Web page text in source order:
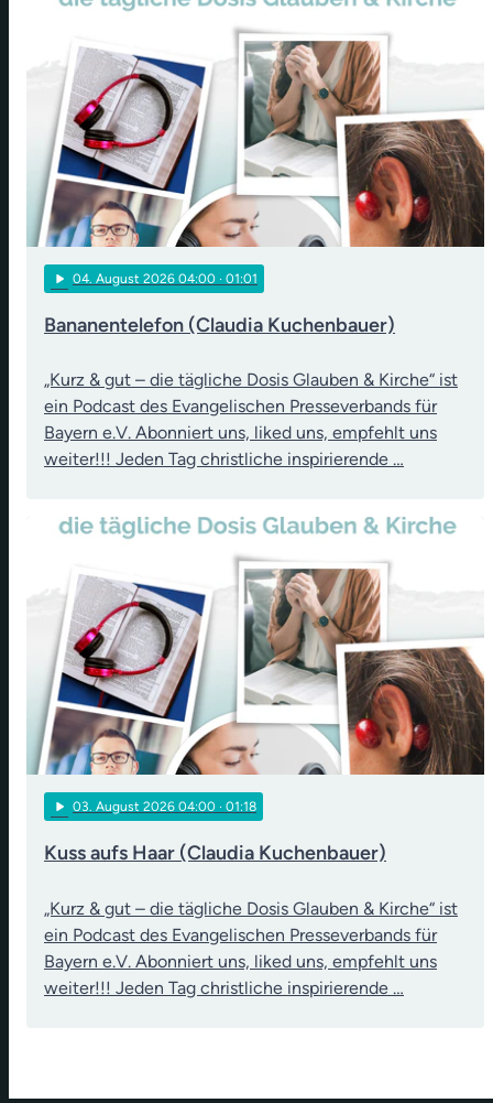
play_arrow 04. August 2026 04:00 · 01:01
Bananentelefon (Claudia Kuchenbauer)
„Kurz & gut – die tägliche Dosis Glauben & Kirche“ ist
ein Podcast des Evangelischen Presseverbands für
Bayern e.V. Abonniert uns, liked uns, empfehlt uns
weiter!!! Jeden Tag christliche inspirierende …
play_arrow 03. August 2026 04:00 · 01:18
Kuss aufs Haar (Claudia Kuchenbauer)
„Kurz & gut – die tägliche Dosis Glauben & Kirche“ ist
ein Podcast des Evangelischen Presseverbands für
Bayern e.V. Abonniert uns, liked uns, empfehlt uns
weiter!!! Jeden Tag christliche inspirierende …